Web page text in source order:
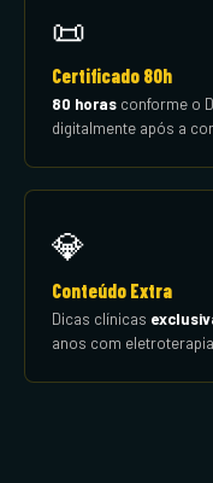
📜
Certificado 80h
80 horas conforme o
digitalmente após a
💎
Conteúdo Extra
Dicas clínicas
anos com